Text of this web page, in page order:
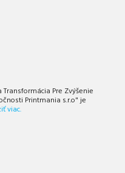
Pre Zvýšenie
Printmania s.r.o" je
viac.